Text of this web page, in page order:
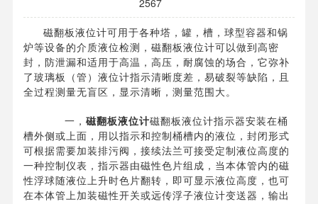
2567
磁翻板液位计可用于各种塔，罐，槽，球型容器和锅
炉等设备的介质液位检测，磁翻板液位计可以做到高密
封，防泄漏和适用于高温，高压，耐腐蚀的场合，它弥补
了玻璃板（管）液位计指示清晰度差，易破裂等缺陷，且
全过程测量无盲区，显示清晰，测量范围大。
一， 磁翻板液位计磁翻板液位计指示器安装在桶
槽外侧或上面，用以指示和控制桶槽内的液位，封闭形式
可根据需要加装排污阀，接续法兰可接受定制液位高度的
一种控制仪表，指示器由磁性色片组成，当本体管内的磁
性浮球随液位上升时色片翻转，即可显示液位高度，也可
在本体管上加装磁性开关或远传浮子液位计变送器，输出